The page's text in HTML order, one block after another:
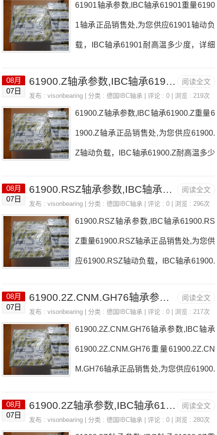
61901轴承参数,IBC轴承61901重量6190
1轴承正品销售处,为您供应61901轴动负
载，IBC轴承61901耐高温多少度，详细
61901轴承价格，61901轴承询价热线：
阅读全文
08月
07日
61900.Z轴承参数,IBC轴承61900.Z重量
发布 :visonbearing | 分类 :德国IBC轴承 | 评论 : 0 | 浏览 : 219次
61900.Z轴承参数,IBC轴承61900.Z重量6
1900.Z轴承正品销售处,为您供应61900.
Z轴动负载，IBC轴承61900.Z耐高温多少
纸，准确的61900.Z轴承价格，61900.Z
阅读全文
08月
07日
61900.RSZ轴承参数,IBC轴承61900.RSZ重量
发布 :visonbearing | 分类 :德国IBC轴承 | 评论 : 0 | 浏览 : 296次
61900.RSZ轴承参数,IBC轴承61900.RS
Z重量61900.RSZ轴承正品销售处,为您供
应61900.RSZ轴动负载，IBC轴承61900.
轴承尺寸参数以及图纸，准确的61900.R
阅读全文
08月
07日
61900.2Z.CNM.GH76轴承参数,IBC轴承61900.2Z.CNM.GH76重量
发布 :visonbearing | 分类 :德国IBC轴承 | 评论 : 0 | 浏览 : 217次
61900.2Z.CNM.GH76轴承参数,IBC轴承
61900.2Z.CNM.GH76重量61900.2Z.CN
M.GH76轴承正品销售处,为您供应61900.
0.2Z.CNM.GH76耐高温多少度，详细的6
阅读全文
08月
07日
61900.2Z轴承参数,IBC轴承61900.2Z重量
发布 :visonbearing | 分类 :德国IBC轴承 | 评论 : 0 | 浏览 : 280次